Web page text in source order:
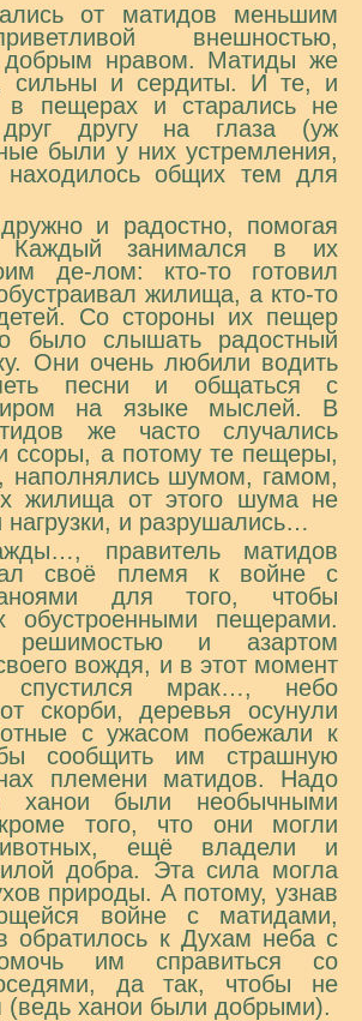
от матидов меньшим
внешностью,
добрым нравом. Матиды же
сильны и сердиты. И те, и
в пещерах и старались не
друг другу на глаза (уж
были у них устремления,
общих тем для
и радостно, помогая
Каждый занимался в их
де-лом: кто-то готовил
жилища, а кто-то
Со стороны их пещер
было слышать радостный
Они очень любили водить
песни и общаться с
на языке мыслей. В
же часто случались
ссоры, а потому те пещеры,
наполнялись шумом, гамом,
жилища от этого шума не
и разрушались…
правитель матидов
своё племя к войне с
для того, чтобы
обустроенными пещерами.
и азартом
вождя, и в этот момент
мрак…, небо
скорби, деревья осунули
с ужасом побежали к
сообщить им страшную
племени матидов. Надо
ханои были необычными
того, что они могли
ещё владели и
добра. Эта сила могла
природы. А потому, узнав
войне с матидами,
обратилось к Духам неба с
им справиться со
да так, чтобы не
(ведь ханои были добрыми).